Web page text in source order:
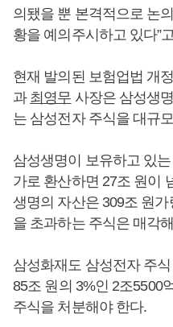
의됐을 뿐 본격적으로 논
황을 예의주시하고 있다”
현재 발의된 보험업법 개
과 최영무 사장은 삼성생
는 삼성전자 주식을 대규
삼성생명이 보유하고 있
가로 환산하면 27조 원이
생명의 자산은 309조 원
을 초과하는 주식은 매각
삼성화재도 삼성전자 주
85조 원의 3%인 2조5500
주식을 처분해야 한다.